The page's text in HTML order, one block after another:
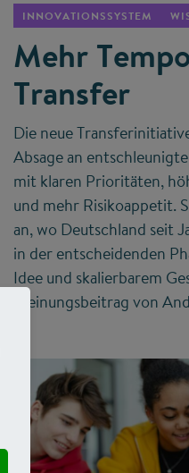
INNOVATIONSSYSTEM
Mehr
Transfer
Die neue
Absage an
mit klaren Prioritäten,
und mehr Risikoappetit.
an, wo Deutschland seit
in der entscheidenden
Idee und skalierbarem
Meinungsbeitrag von